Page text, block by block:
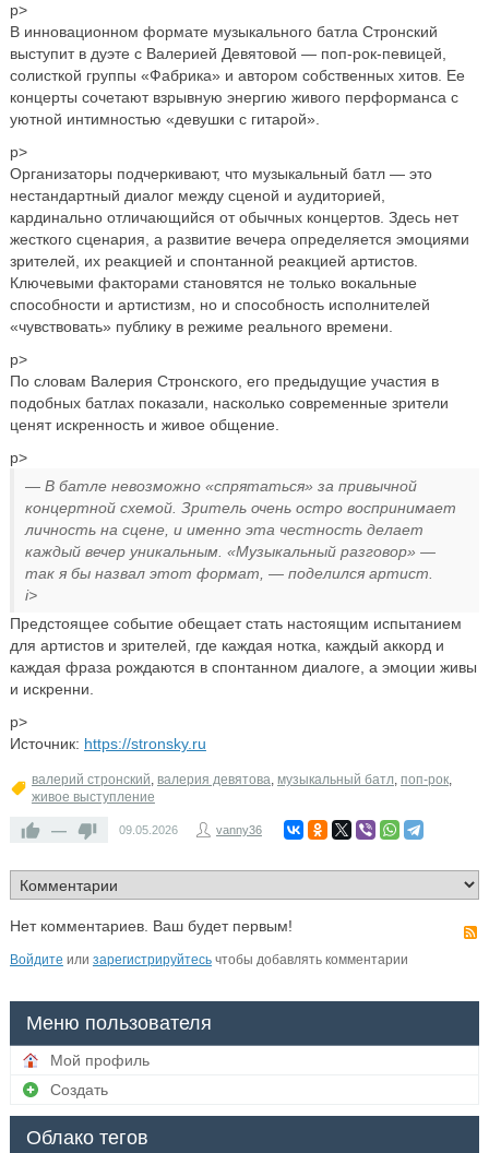
p>
В инновационном формате музыкального батла Стронский
выступит в дуэте с Валерией Девятовой — поп-рок-певицей,
солисткой группы «Фабрика» и автором собственных хитов. Ее
концерты сочетают взрывную энергию живого перформанса с
уютной интимностью «девушки с гитарой».
p>
Организаторы подчеркивают, что музыкальный батл — это
нестандартный диалог между сценой и аудиторией,
кардинально отличающийся от обычных концертов. Здесь нет
жесткого сценария, а развитие вечера определяется эмоциями
зрителей, их реакцией и спонтанной реакцией артистов.
Ключевыми факторами становятся не только вокальные
способности и артистизм, но и способность исполнителей
«чувствовать» публику в режиме реального времени.
p>
По словам Валерия Стронского, его предыдущие участия в
подобных батлах показали, насколько современные зрители
ценят искренность и живое общение.
p>
— В батле невозможно «спрятаться» за привычной
концертной схемой. Зритель очень остро воспринимает
личность на сцене, и именно эта честность делает
каждый вечер уникальным. «Музыкальный разговор» —
так я бы назвал этот формат, — поделился артист.
i>
Предстоящее событие обещает стать настоящим испытанием
для артистов и зрителей, где каждая нотка, каждый аккорд и
каждая фраза рождаются в спонтанном диалоге, а эмоции живы
и искренни.
p>
Источник: https://stronsky.ru
валерий стронский, валерия девятова, музыкальный батл, поп-рок,
живое выступление
— 09.05.2026 vanny36
Нет комментариев. Ваш будет первым!
Войдите или зарегистрируйтесьчтобы добавлять комментарии
Меню пользователя
Мой профиль
Создать
Облако тегов